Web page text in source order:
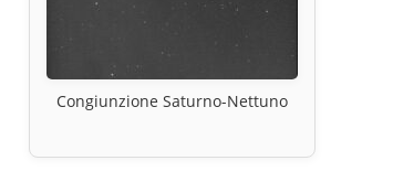
Congiunzione Saturno-Nettuno